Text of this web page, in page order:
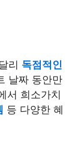
리 독점적인
날짜 동안만
서 희소가치
등 다양한 혜